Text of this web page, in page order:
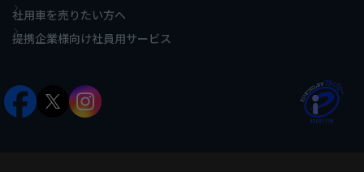
社用車を売りたい方へ
提携企業様向け社員用サービス